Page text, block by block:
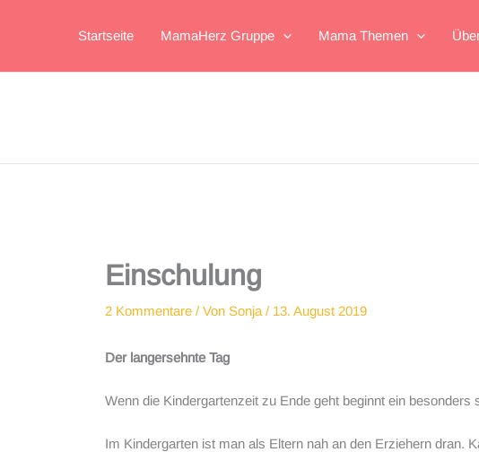
Startseite MamaHerz Gruppe Mama Themen
Einschulung
2 Kommentare / Von Sonja / 13. August 2019
Der langersehnte Tag
Wenn die Kindergartenzeit zu Ende geht beginnt ein besonders
Im Kindergarten ist man als Eltern nah an den Erziehern dran.